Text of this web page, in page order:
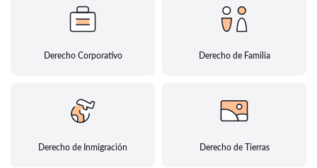
Derecho Corporativo Derecho de Familia
Derecho de Inmigración Derecho de Tierras